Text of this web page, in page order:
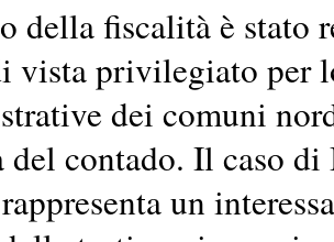
della fiscalità è stato
vista privilegiato per
dei comuni
del contado. Il caso
un